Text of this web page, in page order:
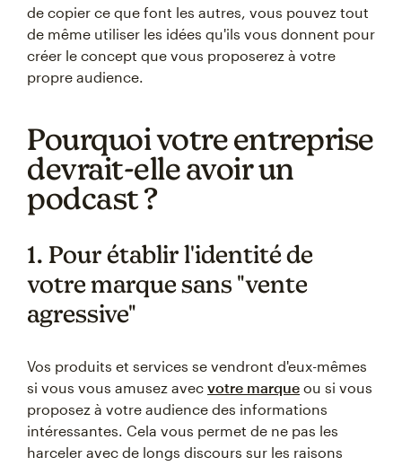
de copier ce que font les autres, vous pouvez tout
de même utiliser les idées qu'ils vous donnent pour
créer le concept que vous proposerez à votre
propre audience.
Pourquoi votre entreprise
devrait-elle avoir un
podcast ?
1. Pour établir l'identité de
votre marque sans "vente
agressive"
Vos produits et services se vendront d'eux-mêmes
si vous vous amusez avec votre marque ou si vous
proposez à votre audience des informations
intéressantes. Cela vous permet de ne pas les
harceler avec de longs discours sur les raisons